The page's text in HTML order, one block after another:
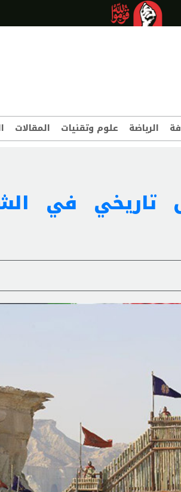
الرياضة علوم وتقنيات المقالات
تاريخي في